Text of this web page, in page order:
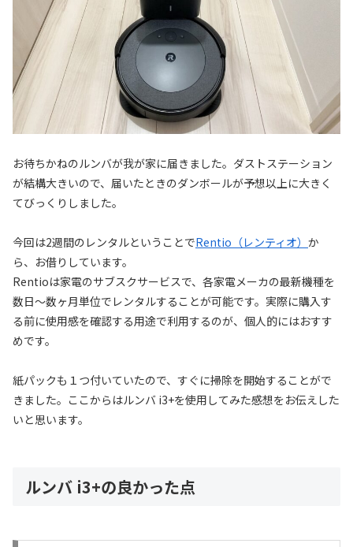
お待ちかねのルンバが我が家に届きました。ダストステーション
が結構大きいので、届いたときのダンボールが予想以上に大きく
てびっくりしました。
今回は2週間のレンタルということでRentio（レンティオ） か
ら、お借りしています。
Rentioは家電のサブスクサービスで、各家電メーカの最新機種を
数日～数ヶ月単位でレンタルすることが可能です。実際に購入す
る前に使用感を確認する用途で利用するのが、個人的にはおすす
めです。
紙パックも１つ付いていたので、すぐに掃除を開始することがで
きました。ここからはルンバ i3+を使用してみた感想をお伝えした
いと思います。
ルンバ i3+の良かった点